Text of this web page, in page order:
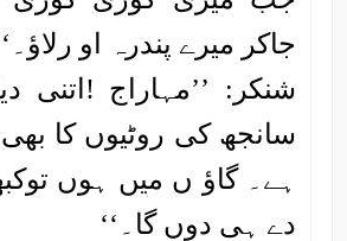
جاکر میرے پندرہ او
شنکر: ’’مہاراج !اتنی
سانجھ کی روٹیوں کا بھی
ہے۔ گاؤ ں میں ہوں
دے ہی دوں گا۔‘‘